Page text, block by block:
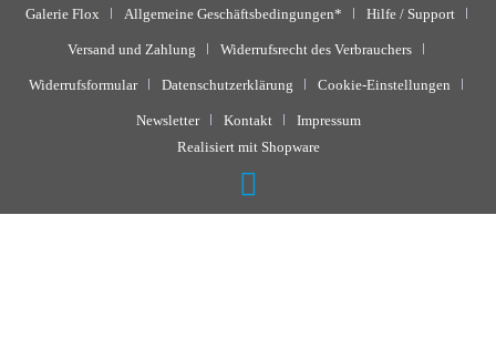
Galerie Flox Allgemeine Geschäftsbedingungen* Hilfe / Support
Versand und Zahlung Widerrufsrecht des Verbrauchers
Widerrufsformular Datenschutzerklärung Cookie-Einstellungen
Newsletter Kontakt
Impressum
Realisiert mit Shopware